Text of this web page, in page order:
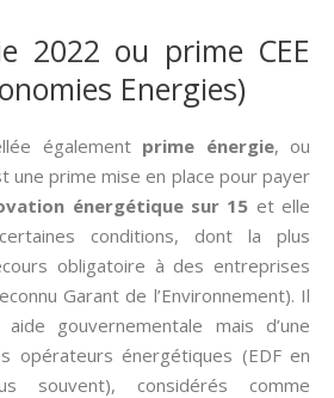
2022 ou prime CEE
Energies)
également prime énergie, ou
une prime mise en place pour payer
énergétique sur 15 et elle
conditions, dont la plus
obligatoire à des entreprises
Garant de l’Environnement). Il
gouvernementale mais d’une
opérateurs énergétiques (EDF en
souvent), considérés comme